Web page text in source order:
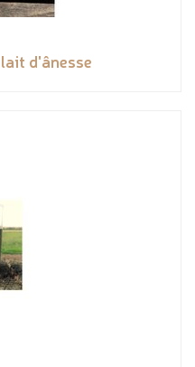
lait d'ânesse